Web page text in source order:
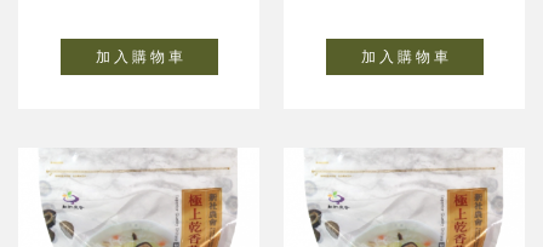
加 入 購 物 車 加 入 購 物 車